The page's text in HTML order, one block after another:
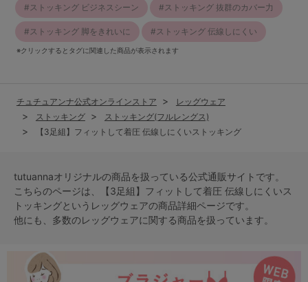
ストッキング ビジネスシーン ストッキング 抜群のカバー力
ストッキング 脚をきれいに ストッキング 伝線しにくい
※クリックするとタグに関連した商品が表示されます
チュチュアンナ公式オンラインストア
レッグウェア
ストッキング
ストッキング(フルレングス)
【3足組】フィットして着圧 伝線しにくいストッキング
tutuannaオリジナルの商品を扱っている公式通販サイトです。
こちらのページは、【3足組】フィットして着圧 伝線しにくいス
トッキングという レッグウェアの商品詳細ページです。
他にも、多数のレッグウェアに関する商品を扱っています。